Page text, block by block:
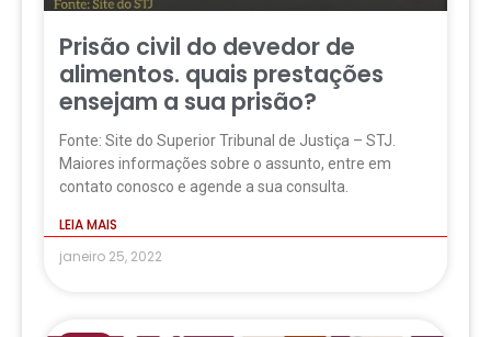
Prisão civil do devedor de
alimentos. quais prestações
ensejam a sua prisão?
Fonte: Site do Superior Tribunal de Justiça – STJ.
Maiores informações sobre o assunto, entre em
contato conosco e agende a sua consulta.
LEIA MAIS
janeiro 25, 2022